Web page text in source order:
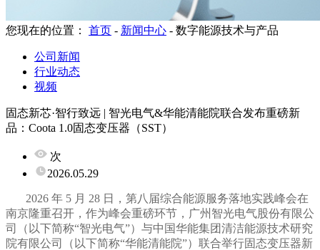
您现在的位置： 首页 - 新闻中心 - 数字能源技术与产品
公司新闻
行业动态
视频
固态新芯·智行致远 | 智光电气&华能清能院联合发布重磅新
品：Coota 1.0固态变压器（SST）
次
2026.05.29
2026 年 5 月 28 日，第八届综合能源服务落地实践峰会在
南京隆重召开，作为峰会重磅环节，广州智光电气股份有限公
司（以下简称“智光电气”）与中国华能集团清洁能源技术研究
院有限公司（以下简称“华能清能院”）联合举行固态变压器新